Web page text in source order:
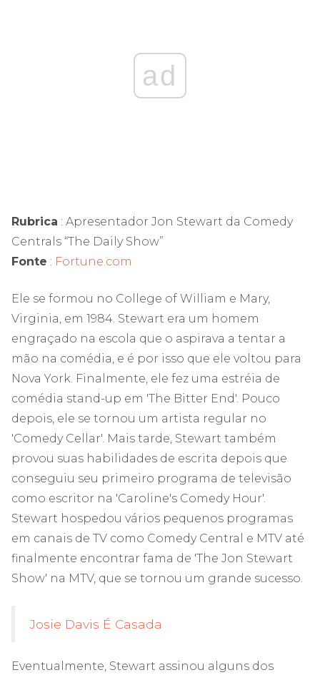
ad
Rubrica : Apresentador Jon Stewart da Comedy
Centrals “The Daily Show”
Fonte : Fortune.com
Ele se formou no College of William e Mary,
Virginia, em 1984. Stewart era um homem
engraçado na escola que o aspirava a tentar a
mão na comédia, e é por isso que ele voltou para
Nova York. Finalmente, ele fez uma estréia de
comédia stand-up em 'The Bitter End'. Pouco
depois, ele se tornou um artista regular no
'Comedy Cellar'. Mais tarde, Stewart também
provou suas habilidades de escrita depois que
conseguiu seu primeiro programa de televisão
como escritor na 'Caroline's Comedy Hour'.
Stewart hospedou vários pequenos programas
em canais de TV como Comedy Central e MTV até
finalmente encontrar fama de 'The Jon Stewart
Show' na MTV, que se tornou um grande sucesso.
Josie Davis É Casada
Eventualmente, Stewart assinou alguns dos